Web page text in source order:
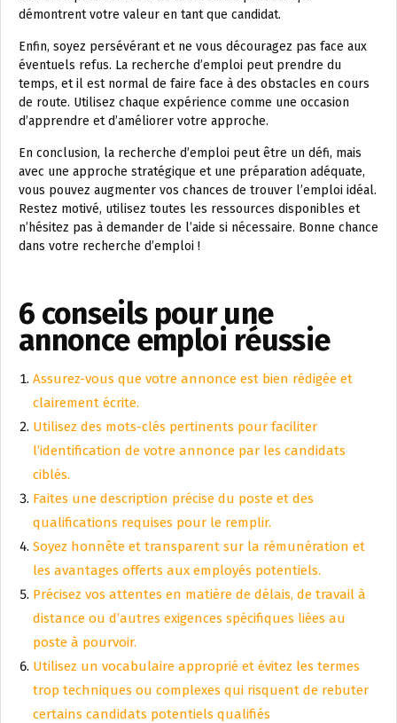
démontrent votre valeur en tant que candidat.
Enfin, soyez persévérant et ne vous découragez pas face aux
éventuels refus. La recherche d’emploi peut prendre du
temps, et il est normal de faire face à des obstacles en cours
de route. Utilisez chaque expérience comme une occasion
d’apprendre et d’améliorer votre approche.
En conclusion, la recherche d’emploi peut être un défi, mais
avec une approche stratégique et une préparation adéquate,
vous pouvez augmenter vos chances de trouver l’emploi idéal.
Restez motivé, utilisez toutes les ressources disponibles et
n’hésitez pas à demander de l’aide si nécessaire. Bonne chance
dans votre recherche d’emploi !
6 conseils pour une
annonce emploi réussie
Assurez-vous que votre annonce est bien rédigée et
clairement écrite.
Utilisez des mots-clés pertinents pour faciliter
l’identification de votre annonce par les candidats
ciblés.
Faites une description précise du poste et des
qualifications requises pour le remplir.
Soyez honnête et transparent sur la rémunération et
les avantages offerts aux employés potentiels.
Précisez vos attentes en matière de délais, de travail à
distance ou d’autres exigences spécifiques liées au
poste à pourvoir.
Utilisez un vocabulaire approprié et évitez les termes
trop techniques ou complexes qui risquent de rebuter
certains candidats potentiels qualifiés